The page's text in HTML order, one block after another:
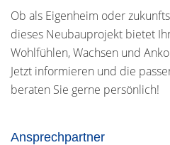
Ob als Eigenheim oder
dieses Neubauprojekt bietet
Wohlfühlen, Wachsen und
Jetzt informieren und die
beraten Sie gerne persönlich!
Ansprechpartner